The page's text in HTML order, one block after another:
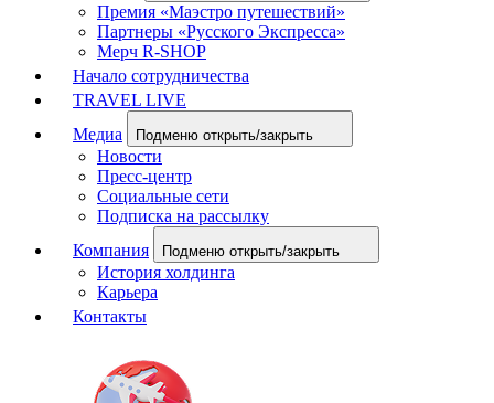
Премия «Маэстро путешествий»
Партнеры «Русского Экспресса»
Мерч R-SHOP
Начало сотрудничества
TRAVEL LIVE
Медиа
Подменю открыть/закрыть
Новости
Пресс-центр
Социальные сети
Подписка на рассылку
Компания
Подменю открыть/закрыть
История холдинга
Карьера
Контакты